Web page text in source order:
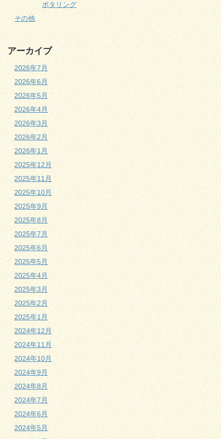
ポタリング
その他
アーカイブ
2026年7月
2026年6月
2026年5月
2026年4月
2026年3月
2026年2月
2026年1月
2025年12月
2025年11月
2025年10月
2025年9月
2025年8月
2025年7月
2025年6月
2025年5月
2025年4月
2025年3月
2025年2月
2025年1月
2024年12月
2024年11月
2024年10月
2024年9月
2024年8月
2024年7月
2024年6月
2024年5月